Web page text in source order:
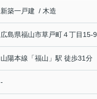
新築一戸建 / 木造
広島県福山市草戸町４丁目15-9
山陽本線 「福山 」駅 徒歩31分
-